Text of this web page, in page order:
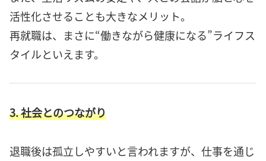
活性化させることも大きなメリット。
再就職は、まさに“働きながら健康になる”ライフス
タイルといえます。
3. 社会とのつながり
退職後は孤立しやすいと言われますが、仕事を通じ